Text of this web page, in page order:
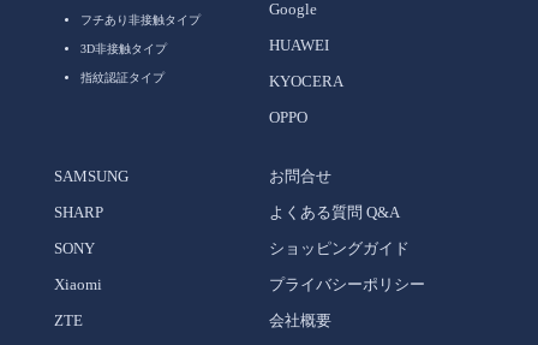
フチあり非接触タイプ
3D非接触タイプ
指紋認証タイプ
Google
HUAWEI
KYOCERA
OPPO
SAMSUNG
SHARP
SONY
Xiaomi
ZTE
お問合せ
よくある質問 Q&A
ショッピングガイド
プライバシーポリシー
会社概要